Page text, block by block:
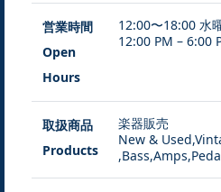
営業時間
Open
Hours
12:00〜18:00 水
12:00 PM – 6:00
取扱商品
Products
楽器販売
New &